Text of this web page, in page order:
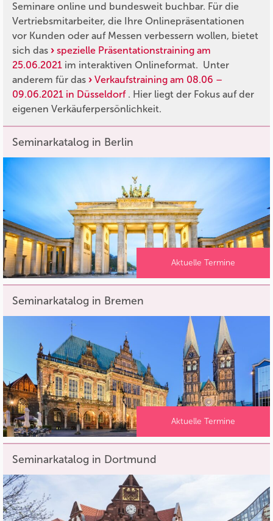
Seminare online und bundesweit buchbar. Für die
Vertriebsmitarbeiter, die Ihre Onlinepräsentationen
vor Kunden oder auf Messen verbessern wollen, bietet
sich das
spezielle Präsentationstraining am
25.06.2021 im interaktiven Onlineformat. Unter
anderem für das
Verkaufstraining am 08.06 –
09.06.2021 in Düsseldorf. Hier liegt der Fokus auf der
eigenen Verkäuferpersönlichkeit.
Seminarkatalog in Berlin
Aktuelle Termine
Seminarkatalog in Bremen
Aktuelle Termine
Seminarkatalog in Dortmund